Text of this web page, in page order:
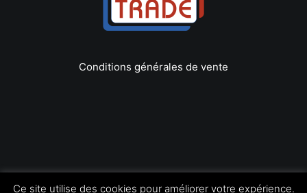
Conditions générales de vente
Copyright © 2022 Foto Trade
Ce site utilise des cookies pour améliorer votre expérience.